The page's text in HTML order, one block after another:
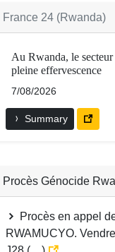
France 24 (Rwanda)
Au Rwanda, le
pleine effervescence
7/08/2026
Summary
Procès Génocide
Procès en appel
RWAMUCYO.